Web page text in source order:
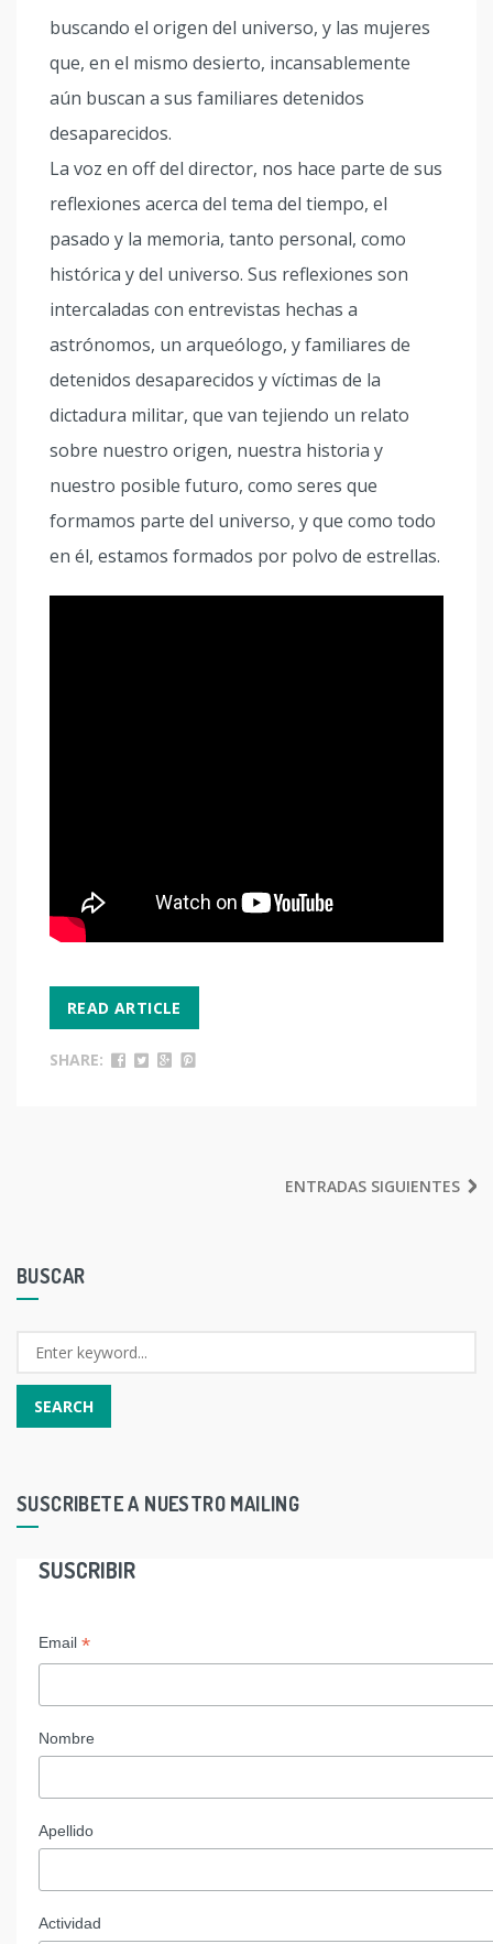
buscando el origen del universo, y las mujeres
que, en el mismo desierto, incansablemente
aún buscan a sus familiares detenidos
desaparecidos.
La voz en off del director, nos hace parte de sus
reflexiones acerca del tema del tiempo, el
pasado y la memoria, tanto personal, como
histórica y del universo. Sus reflexiones son
intercaladas con entrevistas hechas a
astrónomos, un arqueólogo, y familiares de
detenidos desaparecidos y víctimas de la
dictadura militar, que van tejiendo un relato
sobre nuestro origen, nuestra historia y
nuestro posible futuro, como seres que
formamos parte del universo, y que como todo
en él, estamos formados por polvo de estrellas.
READ ARTICLE
SHARE:
ENTRADAS
ENTRADAS SIGUIENTES
BUSCAR
SUSCRIBETE A NUESTRO MAILING
SUSCRIBIR
Email *
Nombre
Apellido
Actividad